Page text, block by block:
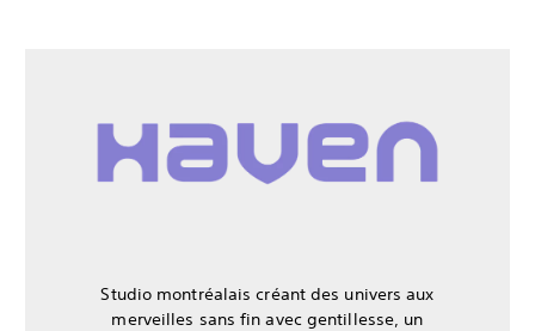
Studio montréalais créant des univers aux
merveilles sans fin avec gentillesse, un